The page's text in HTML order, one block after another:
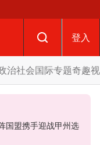
登入
治社会国际专题奇趣
兰吁国阵国盟携手迎战甲州选